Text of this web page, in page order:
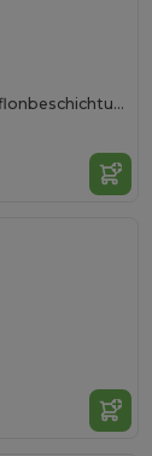
Robuste Arbeitshose mit Teflonbeschichtung und Kniepolstern